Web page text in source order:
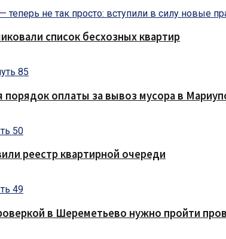
список бесхозных квартир
85
порядок оплаты за вывоз мусора в
50
реестр квартирной очереди
49
в Шереметьево нужно пройти